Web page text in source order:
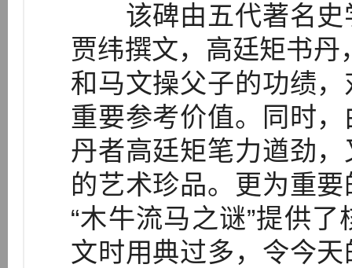
该碑由五代著名史
贾纬撰文，高廷矩书丹
和马文操父子的功绩
重要参考价值。同时
丹者高廷矩笔力遒劲
的艺术珍品。更为重
“木牛流马之谜”提供
文时用典过多，令今